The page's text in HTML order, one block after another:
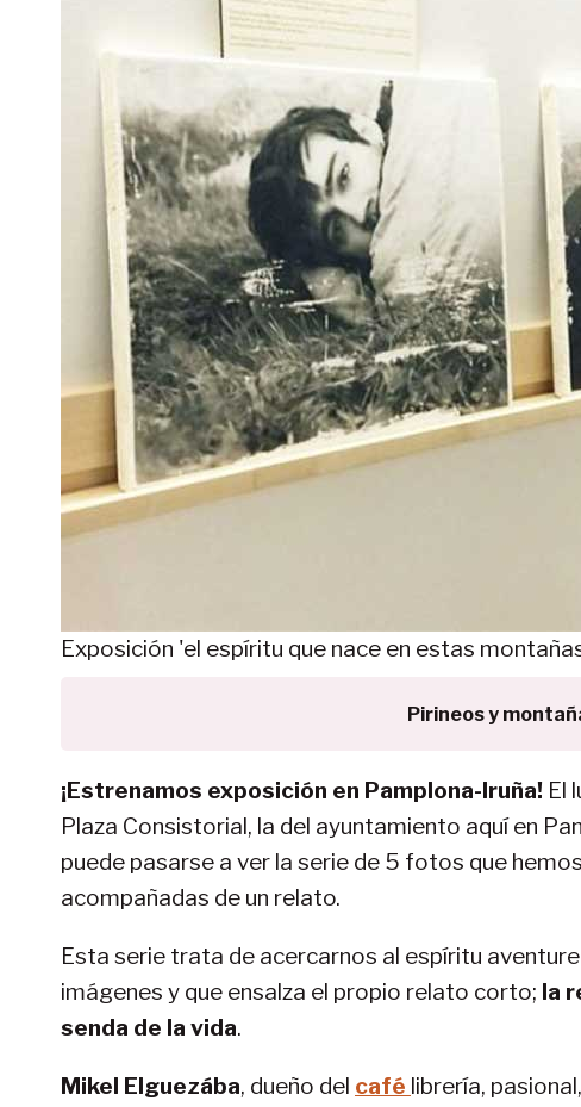
Exposición 'el espíritu que nace en estas
Pirineos y
¡Estrenamos exposición en Pamplona-Iruña! El
Plaza Consistorial, la del ayuntamiento aquí en
puede pasarse a ver la serie de 5 fotos que
acompañadas de un relato.
Esta serie trata de acercarnos al espíritu
imágenes y que ensalza el propio relato corto; la
senda de la vida.
Mikel Elguezába, dueño del café librería,